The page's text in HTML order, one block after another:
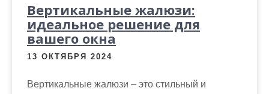
Вертикальные жалюзи:
идеальное решение для
вашего окна
13 ОКТЯБРЯ 2024
Вертикальные жалюзи – это стильный и